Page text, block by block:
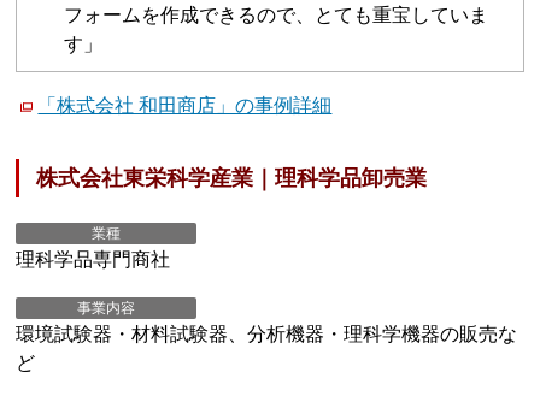
フォームを作成できるので、とても重宝していま
す」
「株式会社 和田商店」の事例詳細
株式会社東栄科学産業｜理科学品卸売業
業種
理科学品専門商社
事業内容
環境試験器・材料試験器、分析機器・理科学機器の販売な
ど